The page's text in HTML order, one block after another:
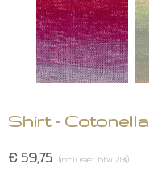
Shirt - Cotonella
€ 59,75 (inclusief btw 21%)